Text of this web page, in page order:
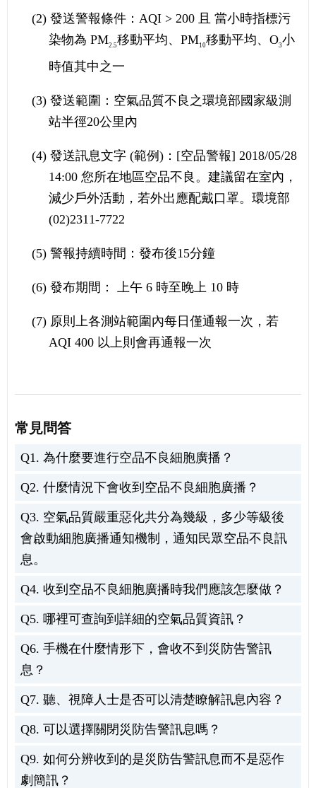
(2) 發送警報條件：AQI > 200 且 當小時指標污
染物為 PM2.5移動平均、PM10移動平均、O3小
時值其中之一
(3) 發送範圍：空氣品質不良之環境部國家級測
站半徑20公里內
(4) 發送訊息文字 (範例)：[空品警報] 2018/05/28
14:00 您所在地區空品不良。建議留在室內，
減少戶外活動，若外出應配戴口罩。環境部
(02)2311-7722
(5) 警報持續時間：發布後15分鐘
(6) 發布期間： 上午 6 時至晚上 10 時
(7) 原則上各測站範圍內每日僅通報一次，若
AQI 400 以上則會再通報一次
常見問答
Q1. 為什麼要進行空品不良細胞廣播？
Q2. 什麼情況下會收到空品不良細胞廣播？
Q3. 空氣品質嚴重惡化共分為幾級，多少等級後
會啟動細胞廣播通知機制，通知民眾空品不良訊
息。
Q4. 收到空品不良細胞廣播時我們應該怎麼做？
Q5. 哪裡可查詢到詳細的空氣品質資訊？
Q6. 手機在什麼情形下，會收不到災防告警訊
息？
Q7. 聽、視障人士是否可以清楚瞭解訊息內容？
Q8. 可以選擇關閉災防告警訊息嗎？
Q9. 如何分辨收到的是災防告警訊息而不是惡作
劇簡訊？